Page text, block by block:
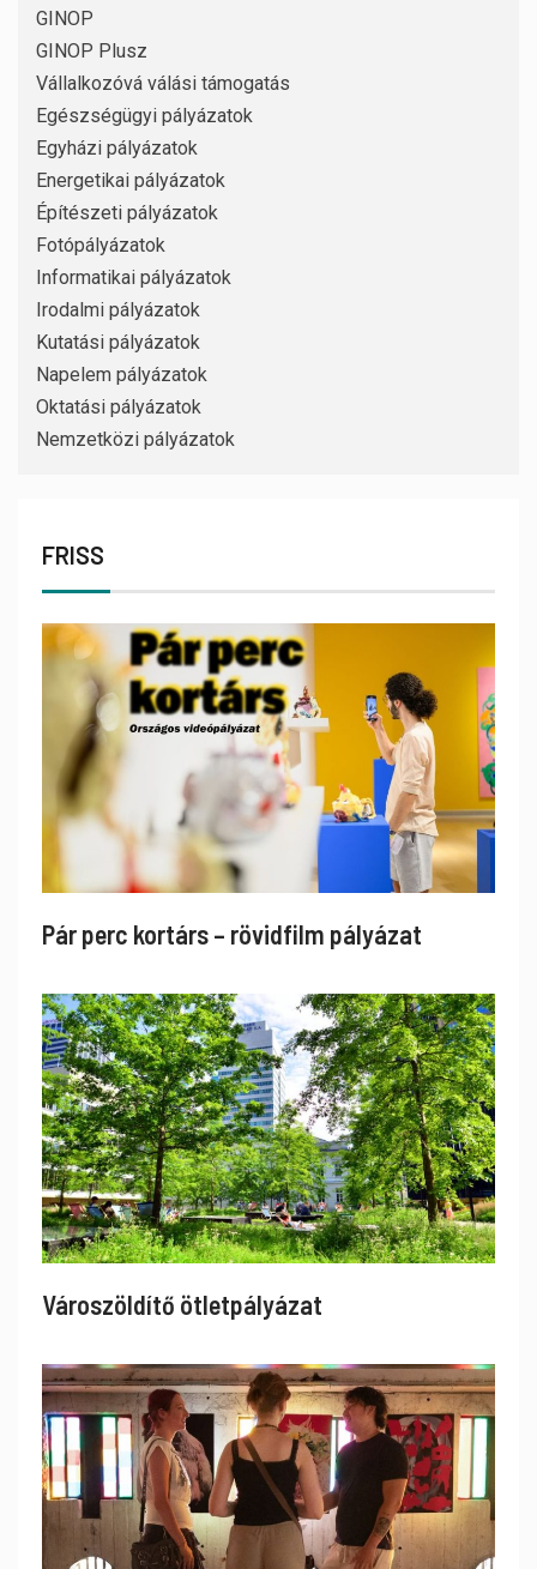
GINOP
GINOP Plusz
Vállalkozóvá válási támogatás
Egészségügyi pályázatok
Egyházi pályázatok
Energetikai pályázatok
Építészeti pályázatok
Fotópályázatok
Informatikai pályázatok
Irodalmi pályázatok
Kutatási pályázatok
Napelem pályázatok
Oktatási pályázatok
Nemzetközi pályázatok
FRISS
Pár perc kortárs – rövidfilm pályázat
Városzöldítő ötletpályázat